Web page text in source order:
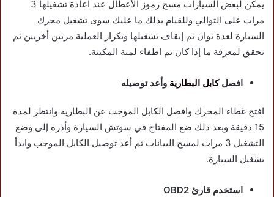
يمكن لبعض السيارات مسح رموز الأعطال عند اعادة تشغيلها 3
مرات على التوالي وللقيام بذلك ما عليك سوى تشغيل محرك
السيارة لعدة ثوان ثم إيقاف تشغيلها وتكرار العملية مرتين أخريين ثم
تحقق لمعرفة ما إذا كان تم اطفاء لمبة المكينة.
افصلكابل البطارية وأعد توصيله
افتح غطاء المحرك وافصل الكابل الموجب عن البطارية وانتظر لمدة
15 دقيقة وبعد ذلك ضع المفتاح في سوتش السيارة وأدره إلى وضع
التشغيل 3 مرات لمسح البيانات ثم أعد توصيل الكابل الموجب وابدأ
تشغيل السيارة.
استخدم قارئ OBD2